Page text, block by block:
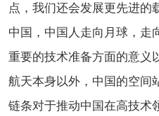
点，我们还会发展更先进的
中国，中国人走向月球，走
重要的技术准备方面的意义
航天本身以外，中国的空间
链条对于推动中国在高技术